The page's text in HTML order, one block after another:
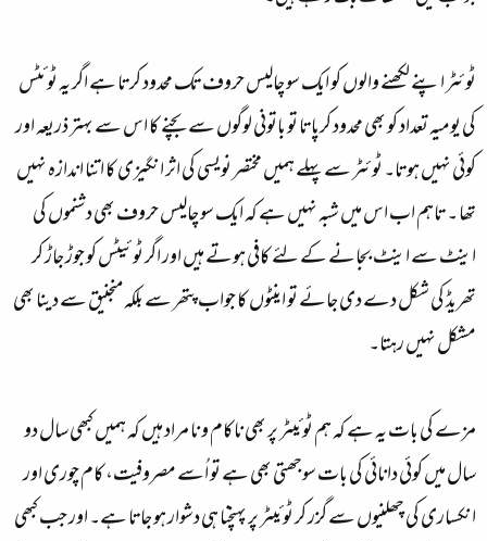
ٹوئٹر اپنے لکھنے والوں کو ایک سو چالیس حروف تک محدود کرتا ہے اگر یہ ٹوئٹس
کی یومیہ تعداد کو بھی محدود کرپاتا تو باتونی لوگوں سے بچنے کا اس سے بہتر ذریعہ اور
کوئی نہیں ہوتا۔ ٹوئٹر سے پہلے ہمیں مختصر نویسی کی اثر انگیزی کا اتنا اندازہ نہیں
تھا ۔ تاہم اب اس میں شبہ نہیں ہے کہ ایک سو چالیس حروف بھی دشنموں کی
اینٹ سے اینٹ بجانے کے لئے کافی ہوتے ہیں اور اگر ٹوئیٹس کو جوڑ جاڑ کر
تھریڈ کی شکل دے دی جائے تو اینٹوں کا جواب پتھر سے بلکہ منجنیق سے دینا بھی
مشکل نہیں رہتا۔
مزے کی بات یہ ہے کہ ہم ٹوئیٹر پر بھی ناکام و نا مراد ہیں کہ ہمیں کبھی سال دو
سال میں کوئی دانائی کی بات سوجھتی بھی ہے تو اُسے مصروفیت، کام چوری اور
انکساری کی چھلنیوں سے گزر کر ٹوئیٹر پر پہنچنا ہی دشوار ہو جاتا ہے۔ اور جب کبھی